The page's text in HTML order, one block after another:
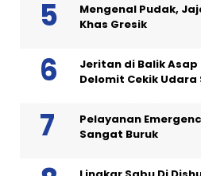
Mengenal Pudak,
Khas Gresik
Jeritan di Balik Asap
Delomit Cekik Udara
Pelayanan
Sangat Buruk